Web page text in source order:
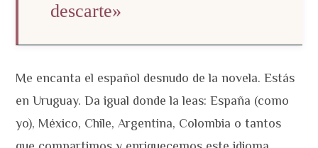
descarte»
Me encanta el español desnudo de la novela. Estás
en Uruguay. Da igual donde la leas: España (como
yo), México, Chile, Argentina, Colombia o tantos